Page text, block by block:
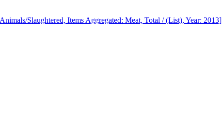
Slaughtered, Items Aggregated: Meat, Total / (List), Year: 2013]